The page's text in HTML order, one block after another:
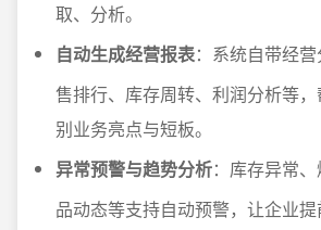
取、分析。
自动生成经营报表：系统自带经
售排行、库存周转、利润分析等
别业务亮点与短板。
异常预警与趋势分析：库存异常
品动态等支持自动预警，让企业